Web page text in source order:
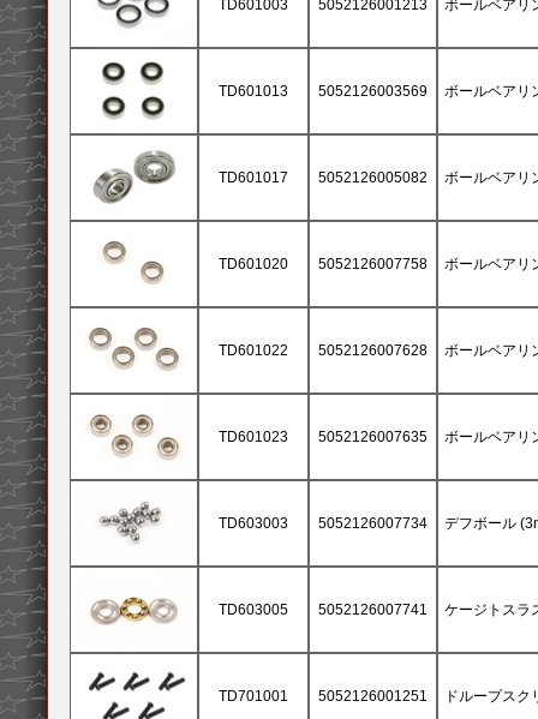
TD601003 5052126001213 ボールベアリ
TD601013 5052126003569 ボールベアリ
TD601017 5052126005082 ボールベアリ
TD601020 5052126007758 ボールベアリ
TD601022 5052126007628 ボールベアリ
TD601023 5052126007635 ボールベアリ
TD603003 5052126007734 デフボール
TD603005 5052126007741 ケージトスラ
TD701001 5052126001251 ドループス